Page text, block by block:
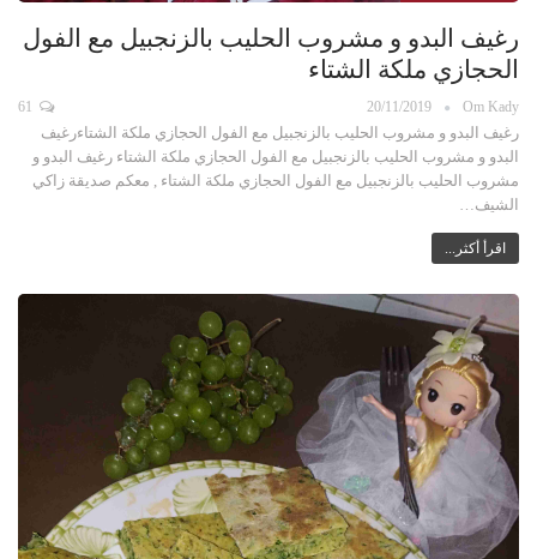
رغيف البدو و مشروب الحليب بالزنجبيل مع الفول
الحجازي ملكة الشتاء
Om Kady
20/11/2019
رغيف البدو و مشروب الحليب بالزنجبيل مع الفول الحجازي ملكة الشتاءرغيف
البدو و مشروب الحليب بالزنجبيل مع الفول الحجازي ملكة الشتاء رغيف البدو و
مشروب الحليب بالزنجبيل مع الفول الحجازي ملكة الشتاء , معكم صديقة زاكي
الشيف…
اقرأ أكثر...